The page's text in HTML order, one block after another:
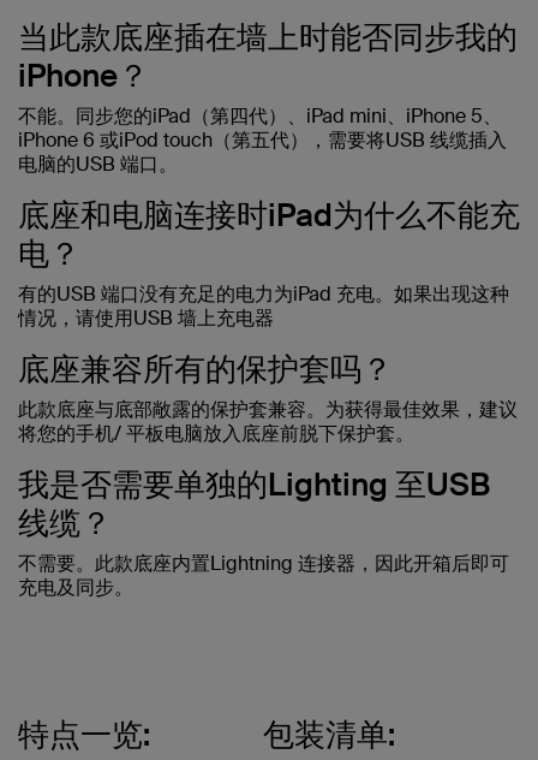
当此款底座插在墙上时能否同步我的
iPhone？
不能。同步您的iPad（第四代）、iPad mini、iPhone 5、
iPhone 6 或iPod touch（第五代），需要将USB 线缆插入
电脑的USB 端口。
底座和电脑连接时iPad为什么不能充
电？
有的USB 端口没有充足的电力为iPad 充电。如果出现这种
情况，请使用USB 墙上充电器
底座兼容所有的保护套吗？
此款底座与底部敞露的保护套兼容。为获得最佳效果，建议
将您的手机/ 平板电脑放入底座前脱下保护套。
我是否需要单独的Lighting 至USB
线缆？
不需要。此款底座内置Lightning 连接器，因此开箱后即可
充电及同步。
特点一览: 包装清单: